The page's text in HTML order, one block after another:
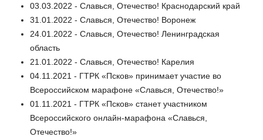
03.03.2022 - Славься, Отечество! Краснодарский край
31.01.2022 - Славься, Отечество! Воронеж
24.01.2022 - Славься, Отечество! Ленинградская
область
21.01.2022 - Славься, Отечество! Карелия
04.11.2021 - ГТРК «Псков» принимает участие во
Всероссийском марафоне «Славься, Отечество!»
01.11.2021 - ГТРК «Псков» станет участником
Всероссийского онлайн-марафона «Славься,
Отечество!»